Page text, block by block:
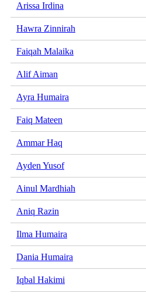
Arissa Irdina
Hawra Zinnirah
Faiqah Malaika
Alif Aiman
Ayra Humaira
Faiq Mateen
Ammar Haq
Ayden Yusof
Ainul Mardhiah
Aniq Razin
Ilma Humaira
Dania Humaira
Iqbal Hakimi